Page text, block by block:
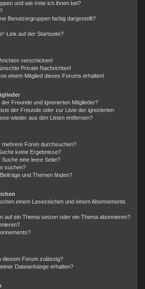
und wie trete ich ihnen bei?
Benutzergruppen farbig dargestellt?
Link auf der Startseite?
verschicken!
Private Nachrichten!
einem Mitglied dieses Forums erhalten!
Freunde und ignorierten Mitglieder?
der Freunde oder zur Liste der ignorierten
wieder aus den Listen entfernen?
mehrere Foren durchsuchen?
keine Ergebnisse?
eine leere Seite?
suchen?
und Themen finden?
einem Lesezeichen und einem Abonnements
auf ein Thema setzen oder ein Thema abonnieren?
diesem Forum zulässig?
Dateianhänge erhalten?